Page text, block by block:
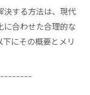
決する方法は、現代
に合わせた合理的な
にその概要とメリ